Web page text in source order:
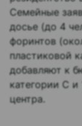
Семейные
досье (до 4
форинтов
пластиковой
добавляют к
категории С и
центра.